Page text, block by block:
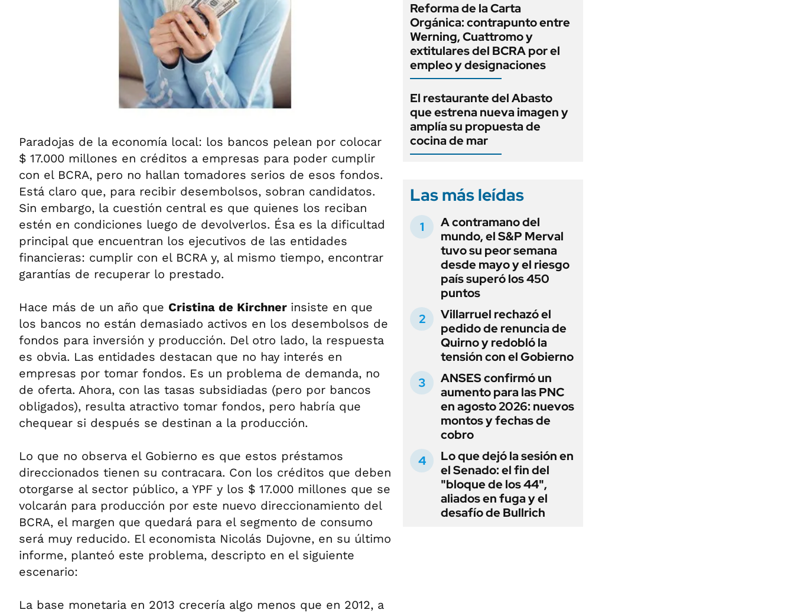
Paradojas de la economía local: los bancos pelean por colocar
$ 17.000 millones en créditos a empresas para poder cumplir
con el BCRA, pero no hallan tomadores serios de esos fondos.
Está claro que, para recibir desembolsos, sobran candidatos.
Sin embargo, la cuestión central es que quienes los reciban
estén en condiciones luego de devolverlos. Ésa es la dificultad
principal que encuentran los ejecutivos de las entidades
financieras: cumplir con el BCRA y, al mismo tiempo, encontrar
garantías de recuperar lo prestado.
Hace más de un año que Cristina de Kirchner insiste en que
los bancos no están demasiado activos en los desembolsos de
fondos para inversión y producción. Del otro lado, la respuesta
es obvia. Las entidades destacan que no hay interés en
empresas por tomar fondos. Es un problema de demanda, no
de oferta. Ahora, con las tasas subsidiadas (pero por bancos
obligados), resulta atractivo tomar fondos, pero habría que
chequear si después se destinan a la producción.
Lo que no observa el Gobierno es que estos préstamos
direccionados tienen su contracara. Con los créditos que deben
otorgarse al sector público, a YPF y los $ 17.000 millones que se
volcarán para producción por este nuevo direccionamiento del
BCRA, el margen que quedará para el segmento de consumo
será muy reducido. El economista Nicolás Dujovne, en su último
informe, planteó este problema, descripto en el siguiente
escenario:
La base monetaria en 2013 crecería algo menos que en 2012, a
Reforma de la Carta
Orgánica: contrapunto entre
Werning, Cuattromo y
extitulares del BCRA por el
empleo y designaciones
El restaurante del Abasto
que estrena nueva imagen y
amplía su propuesta de
cocina de mar
Las más leídas
A contramano del
mundo, el S&P Merval
tuvo su peor semana
desde mayo y el riesgo
país superó los 450
puntos
Villarruel rechazó el
pedido de renuncia de
Quirno y redobló la
tensión con el Gobierno
ANSES confirmó un
aumento para las PNC
en agosto 2026: nuevos
montos y fechas de
cobro
Lo que dejó la sesión en
el Senado: el fin del
"bloque de los 44",
aliados en fuga y el
desafío de Bullrich